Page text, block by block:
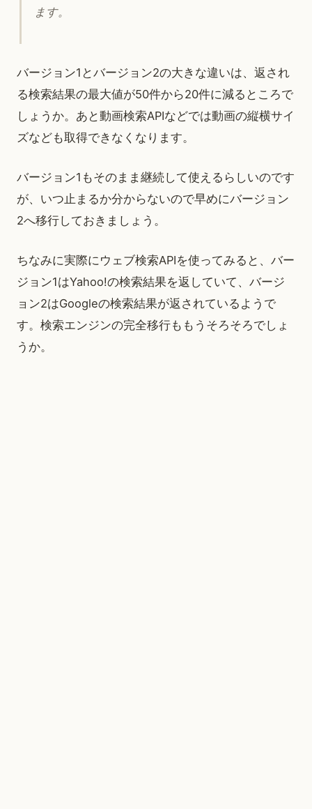
ます。
バージョン1とバージョン2の大きな違いは、返され
る検索結果の最大値が50件から20件に減るところで
しょうか。あと動画検索APIなどでは動画の縦横サイ
ズなども取得できなくなります。
バージョン1もそのまま継続して使えるらしいのです
が、いつ止まるか分からないので早めにバージョン
2へ移行しておきましょう。
ちなみに実際にウェブ検索APIを使ってみると、バー
ジョン1はYahoo!の検索結果を返していて、バージ
ョン2はGoogleの検索結果が返されているようで
す。検索エンジンの完全移行ももうそろそろでしょ
うか。